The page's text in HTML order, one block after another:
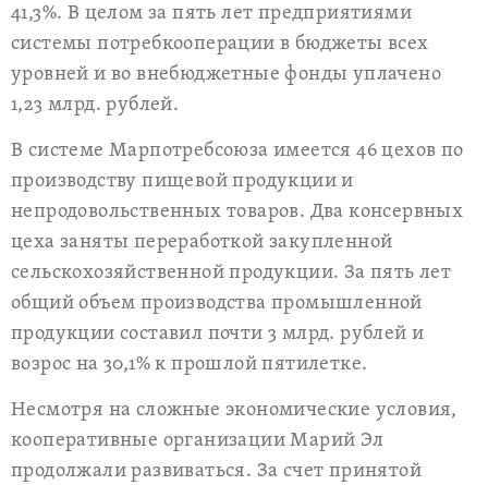
41,3%. В целом за пять лет предприятиями
системы потребкооперации в бюджеты всех
уровней и во внебюджетные фонды уплачено
1,23 млрд. рублей.
В системе Марпотребсоюза имеется 46 цехов по
производству пищевой продукции и
непродовольственных товаров. Два консервных
цеха заняты переработкой закупленной
сельскохозяйственной продукции. За пять лет
общий объем производства промышленной
продукции составил почти 3 млрд. рублей и
возрос на 30,1% к прошлой пятилетке.
Несмотря на сложные экономические условия,
кооперативные организации Марий Эл
продолжали развиваться. За счет принятой